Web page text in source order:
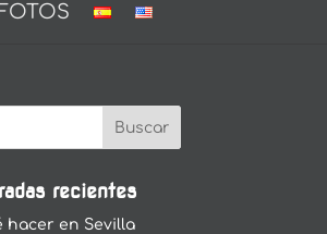
FOTOS
recientes
hacer en Sevilla